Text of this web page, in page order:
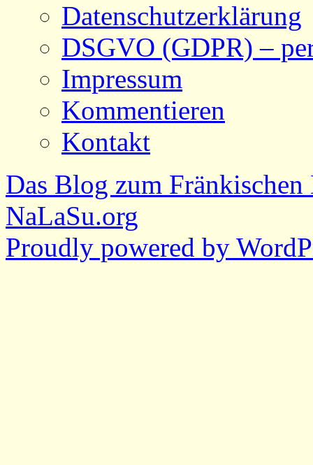
Datenschutzerklärung
DSGVO (GDPR) –
Impressum
Kommentieren
Kontakt
Das Blog zum
NaLaSu.org
Proudly powered by